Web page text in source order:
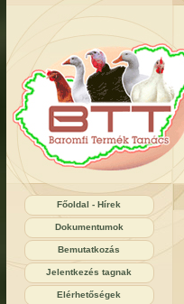
Főoldal - Hírek
Dokumentumok
Bemutatkozás
Jelentkezés tagnak
Elérhetőségek